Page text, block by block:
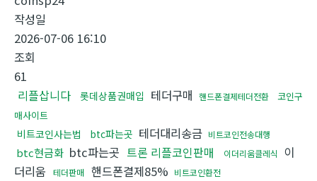
작성일
2026-07-06 16:10
조회
61
리플삽니다
롯데상품권매입 테더구매 핸드폰결제테더전환
코인구
매사이트
비트코인사는법 btc파는곳 테더대리송금 비트코인전송대행
btc현금화 btc파는곳 트론 리플코인판매 이더리움클레식
이
더리움
테더판매 핸드폰결제85% 비트코인환전